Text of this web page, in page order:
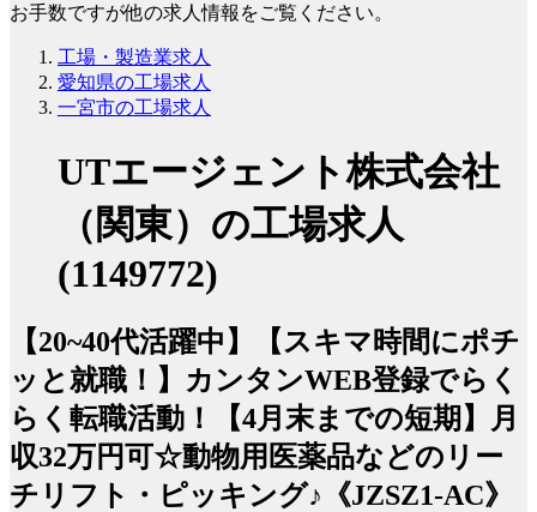
お手数ですが他の求人情報をご覧ください。
工場・製造業求人
愛知県の工場求人
一宮市の工場求人
UTエージェント株式会社
（関東）の工場求人
(1149772)
【20~40代活躍中】【スキマ時間にポチ
ッと就職！】カンタンWEB登録でらく
らく転職活動！【4月末までの短期】月
収32万円可☆動物用医薬品などのリー
チリフト・ピッキング♪《JZSZ1-AC》